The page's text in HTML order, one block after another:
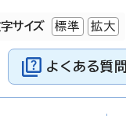
サイズ 標準 拡大
よくある質問